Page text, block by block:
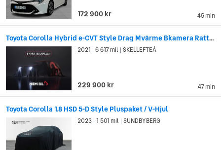
45 min
172 900 kr
Toyota Corolla Hybrid e-CVT Style Drag Mvärme Bkamera Rattvärm S&V
47 min
2021 6 617 mil SKELLEFTEÅ
229 900 kr
Toyota Corolla 1.8 HSD 5-D Style Pluspaket / V-Hjul
2023 1 501 mil SUNDBYBERG